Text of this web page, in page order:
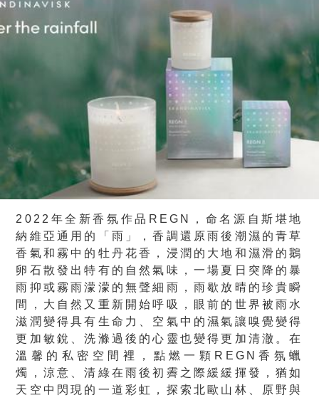
2022年全新香氛作品REGN，命名源自斯堪地
納維亞通用的「雨」，香調還原雨後潮濕的青草
香氣和霧中的牡丹花香，浸潤的大地和濕滑的鵝
卵石散發出特有的自然氣味，一場夏日突降的暴
雨抑或霧雨濛濛的無聲細雨，雨歇放晴的珍貴瞬
間，大自然又重新開始呼吸，眼前的世界被雨水
滋潤變得具有生命力、空氣中的濕氣讓嗅覺變得
更加敏銳、洗滌過後的心靈也變得更加清澈。在
溫馨的私密空間裡，點燃一顆REGN香氛蠟
燭，涼意、清綠在雨後初霽之際緩緩揮發，猶如
天空中閃現的一道彩虹，探索北歐山林、原野與